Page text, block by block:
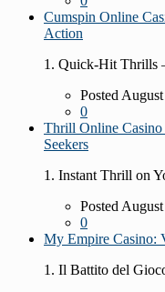
Cumspin Online
Action
1. Quick‑Hit Thrills
Posted
0
Thrill Online
Seekers
1. Instant Thrill on
Posted
0
My Empire Casino:
1. Il Battito del